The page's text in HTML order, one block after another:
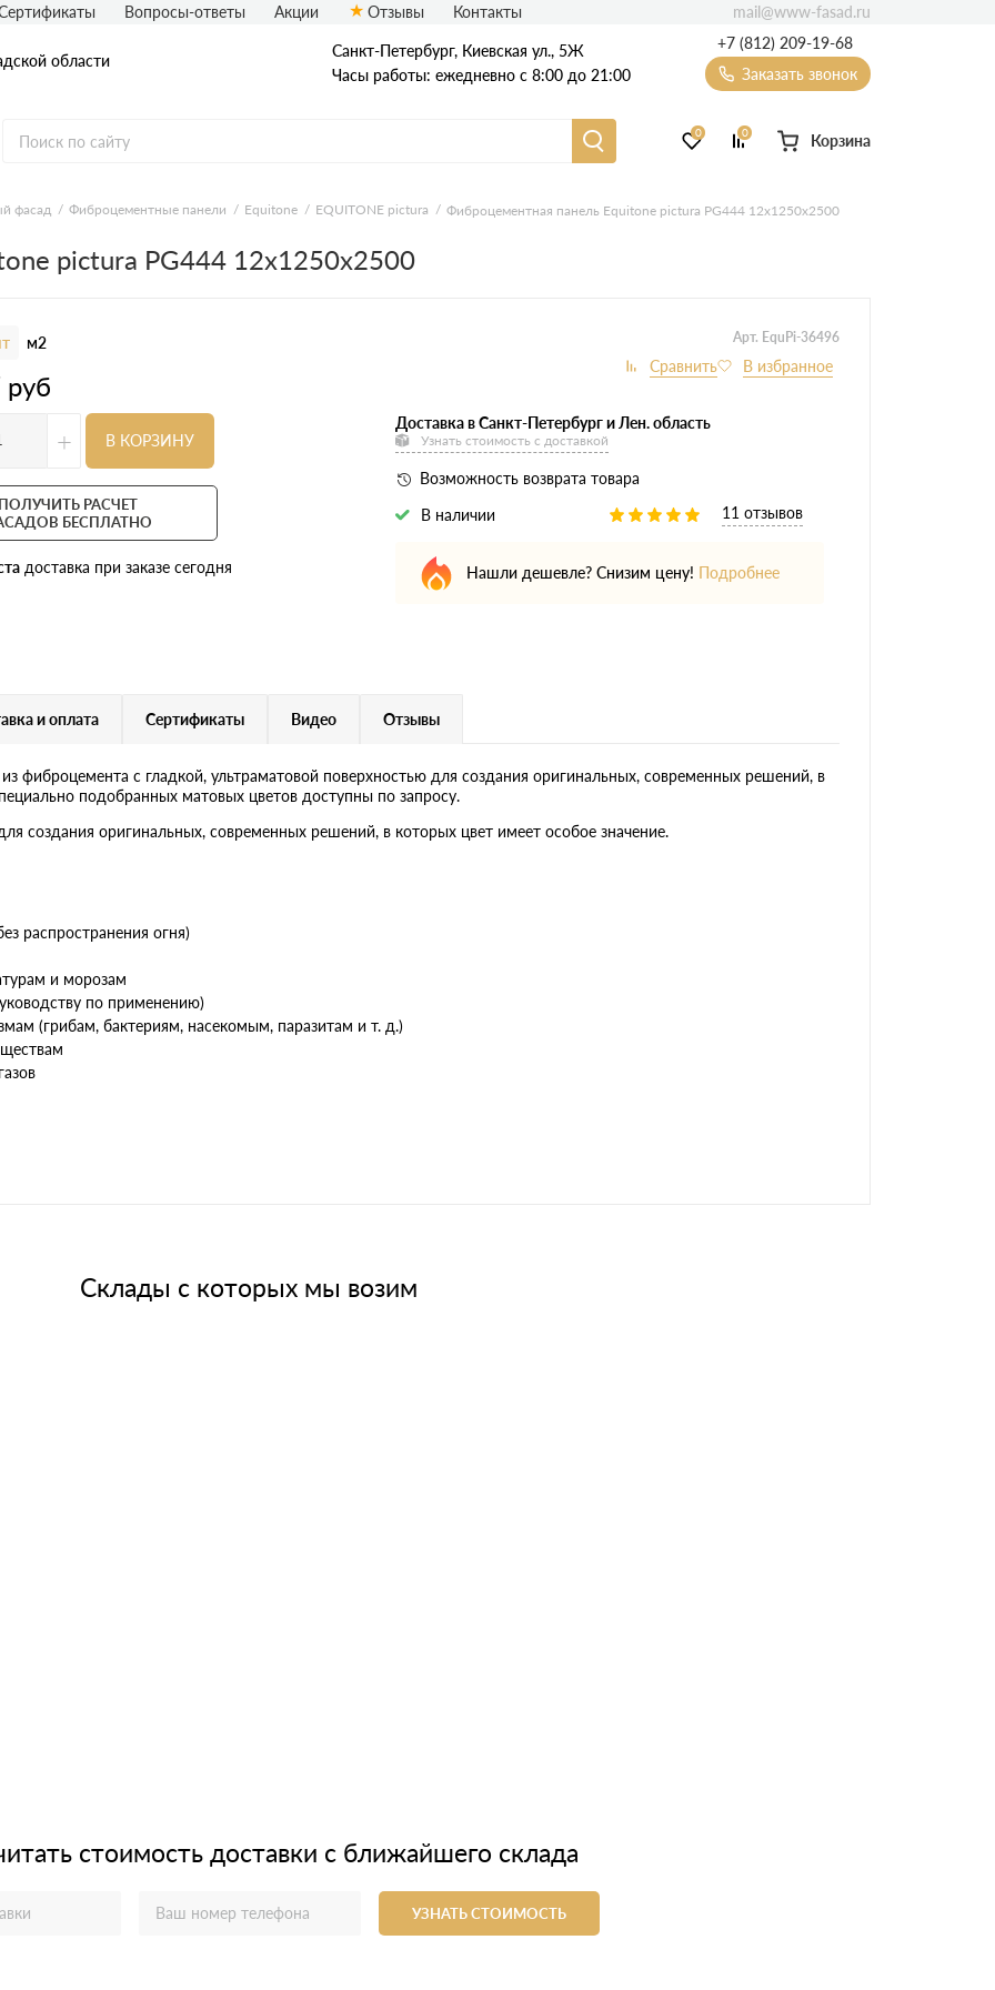
области
Санкт-Петербург, ​Киевская ул., 5Ж
Часы работы: ежедневно с 8:00 до 21:00
+7 (812) 209-19-68
Заказать звонок
сайдинг Вспененный сайдинг Фиброцементный сайдинг
сайдинг Софиты
0 0 Корзина
Вопросы-ответы Акции Отзывы Контакты mail@www-fasad.ru
фасад Фиброцементные панели Equitone EQUITONE pictura Фиброцементная панель Equitone pictura PG444 12х1250х2500
pictura PG444 12х1250х2500
м2
руб
Арт. EquPi-36496
+ В КОРЗИНУ
РАСЧЕТ
БЕСПЛАТНО
доставка при заказе сегодня
Доставка в Санкт-Петербург и Лен. область
Узнать стоимость с доставкой
Возможность возврата товара
В наличии
11 отзывов
Нашли дешевле? Снизим цену! Подробнее
и оплата Сертификаты Видео Отзывы
фиброцемента с гладкой, ультраматовой поверхностью для создания оригинальных, современных решений, в
подобранных матовых цветов доступны по запросу.
создания оригинальных, современных решений, в которых цвет имеет особое значение.
распространения огня)
и морозам
по применению)
(грибам, бактериям, насекомым, паразитам и т. д.)
Склады с которых мы возим
стоимость доставки с ближайшего склада
УЗНАТЬ СТОИМОСТЬ